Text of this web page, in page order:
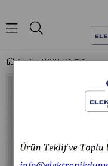
TRON J19-712 Metal Anahtarlı Buton 6-24V IP67 1-0-2